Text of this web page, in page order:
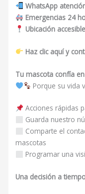
WhatsApp
Emergencias 24
Ubicación
Haz clic aquí y
Tu mascota confía
Porque su vida
Acciones rápidas
Guarda nuestro
Comparte el
mascotas
Programar una
Una decisión a